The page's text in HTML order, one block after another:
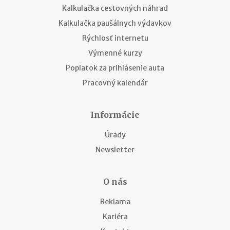
Kalkulačka cestovných náhrad
Kalkulačka paušálnych výdavkov
Rýchlosť internetu
Výmenné kurzy
Poplatok za prihlásenie auta
Pracovný kalendár
Informácie
Úrady
Newsletter
O nás
Reklama
Kariéra